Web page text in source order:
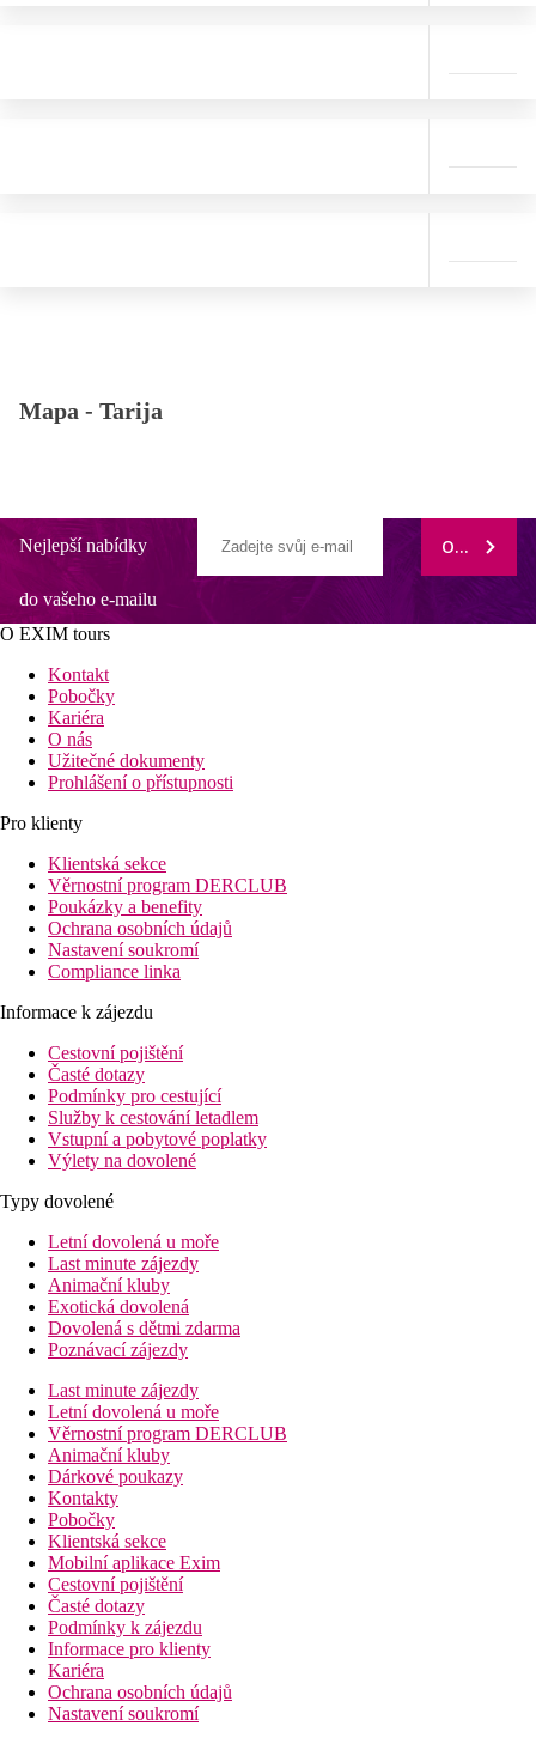
Mapa - Tarija
Nejlepší nabídky
do vašeho e-mailu
ODEBÍRAT
O EXIM tours
Kontakt
Pobočky
Kariéra
O nás
Užitečné dokumenty
Prohlášení o přístupnosti
Pro klienty
Klientská sekce
Věrnostní program DERCLUB
Poukázky a benefity
Ochrana osobních údajů
Nastavení soukromí
Compliance linka
Informace k zájezdu
Cestovní pojištění
Časté dotazy
Podmínky pro cestující
Služby k cestování letadlem
Vstupní a pobytové poplatky
Výlety na dovolené
Typy dovolené
Letní dovolená u moře
Last minute zájezdy
Animační kluby
Exotická dovolená
Dovolená s dětmi zdarma
Poznávací zájezdy
Last minute zájezdy
Letní dovolená u moře
Věrnostní program DERCLUB
Animační kluby
Dárkové poukazy
Kontakty
Pobočky
Klientská sekce
Mobilní aplikace Exim
Cestovní pojištění
Časté dotazy
Podmínky k zájezdu
Informace pro klienty
Kariéra
Ochrana osobních údajů
Nastavení soukromí